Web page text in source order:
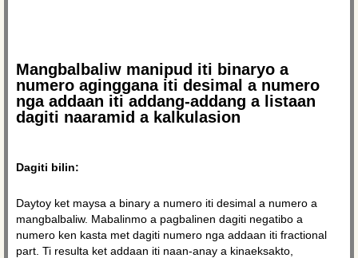
Mangbalbaliw manipud iti binaryo a
numero aginggana iti desimal a numero
nga addaan iti addang-addang a listaan
dagiti naaramid a kalkulasion
Dagiti bilin:
Daytoy ket maysa a binary a numero iti desimal a numero a
mangbalbaliw. Mabalinmo a pagbalinen dagiti negatibo a
numero ken kasta met dagiti numero nga addaan iti fractional
part. Ti resulta ket addaan iti naan-anay a kinaeksakto,